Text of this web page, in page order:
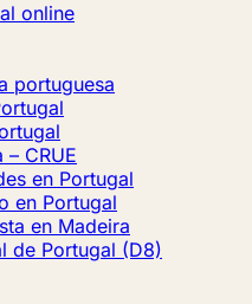
online
portuguesa
CRUE
en Portugal
en Portugal
en Madeira
de Portugal (D8)